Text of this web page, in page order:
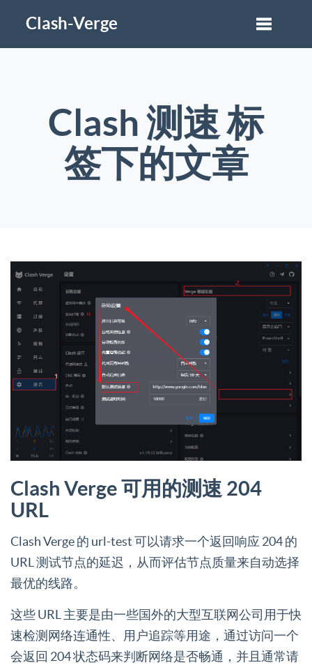
Clash-Verge
Clash 测速 标
签下的文章
Clash Verge 可用的测速 204
URL
Clash Verge 的 url-test 可以请求一个返回响应 204 的
URL 测试节点的延迟，从而评估节点质量来自动选择
最优的线路。
这些 URL 主要是由一些国外的大型互联网公司用于快
速检测网络连通性、用户追踪等用途，通过访问一个
会返回 204 状态码来判断网络是否畅通，并且通常请